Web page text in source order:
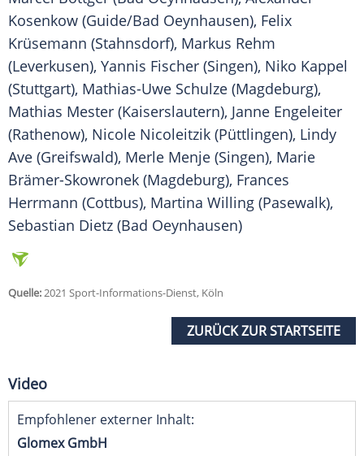
Kosenkow (Guide/Bad Oeynhausen), Felix
Krüsemann (Stahnsdorf), Markus Rehm
(Leverkusen), Yannis Fischer (Singen), Niko Kappel
(Stuttgart), Mathias-Uwe Schulze (Magdeburg),
Mathias Mester (Kaiserslautern), Janne Engeleiter
(Rathenow), Nicole Nicoleitzik (Püttlingen), Lindy
Ave (Greifswald), Merle Menje (Singen), Marie
Brämer-Skowronek (Magdeburg), Frances
Herrmann (Cottbus), Martina Willing (Pasewalk),
Sebastian Dietz (Bad Oeynhausen)
Quelle:2021 Sport-Informations-Dienst, Köln
ZURÜCK ZUR STARTSEITE
Video
Empfohlener externer Inhalt:
Glomex GmbH